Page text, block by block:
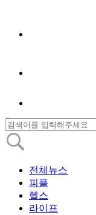
전체뉴스
피플
헬스
라이프